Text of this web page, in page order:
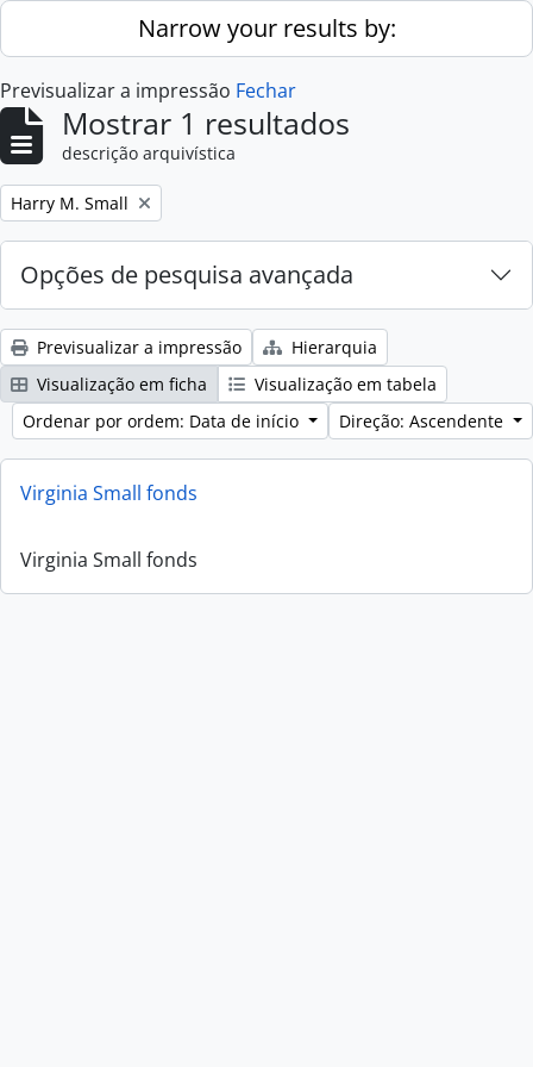
Skip to main contentNarrow your results by:
Previsualizar a impressão Fechar
Mostrar 1 resultados
descrição arquivística
Remove filter:
Harry M. Small
Opções de pesquisa avançada
Previsualizar a impressão
Hierarquia
Visualização em ficha
Visualização em tabela
Ordenar por ordem: Data de início
Direção: Ascendente
Virginia Small fonds
Virginia Small fonds